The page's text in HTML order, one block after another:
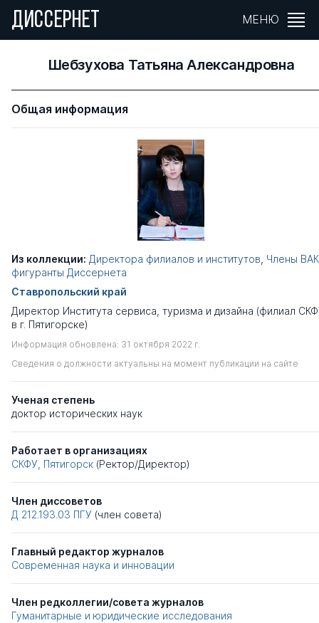
ДИССЕРНЕТ МЕНЮ
Шебзухова Татьяна Александровна
Общая информация
Из коллекции: Директора филиалов и институтов, Члены
фигуранты Диссернета
Ставропольский край
Директор Института сервиса, туризма и дизайна (филиал
в г. Пятигорске)
Информация обновлена: 31 октября 2022 г.
Сведения о должности актуальны на момент публикации на сайте
Ученая степень
доктор исторических наук
Работает в организациях
СКФУ, Пятигорск (Ректор/Директор)
Член диссоветов
Д 212.193.03 ПГУ (член совета)
Главный редактор журналов
Современная наука и инновации
Член редколлегии/совета журналов
Гуманитарные и юридические исследования